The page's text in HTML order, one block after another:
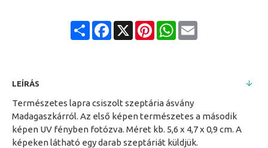
ShareFacebook
X PinterestWhatsApp
Email
LEÍRÁS
Természetes lapra csiszolt szeptária ásvány
Madagaszkárról. Az első képen természetes a második
képen UV fényben fotózva. Méret kb. 5,6 x 4,7 x 0,9 cm. A
képeken látható egy darab szeptáriát küldjük.